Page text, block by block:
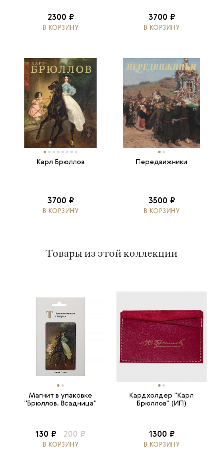
2300 ₽
В КОРЗИНУ
3700 ₽
В КОРЗИНУ
Карл Брюллов
3700 ₽
В КОРЗИНУ
Передвижники
3500 ₽
В КОРЗИНУ
Товары из этой коллекции
Магнит в упаковке
"Брюллов. Всадница"
130 ₽ 200 ₽
В КОРЗИНУ
Кардхолдер "Карл
Брюллов" (ИП)
1300 ₽
В КОРЗИНУ